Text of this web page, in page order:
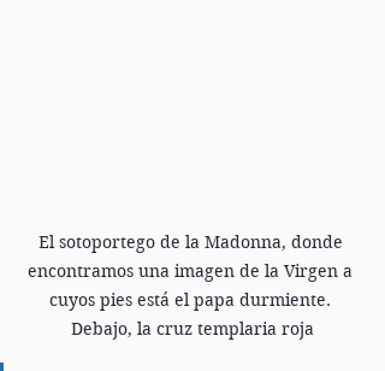
El sotoportego de la Madonna, donde
encontramos una imagen de la Virgen a
cuyos pies está el papa durmiente.
Debajo, la cruz templaria roja